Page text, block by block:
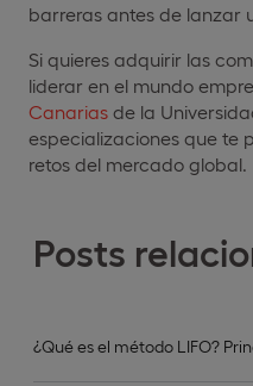
Posts
¿Qué es el método LIFO?
barreras antes de lanzar
Si quieres adquirir las
liderar en el mundo
Canarias de la
especializaciones que te
retos del mercado global.